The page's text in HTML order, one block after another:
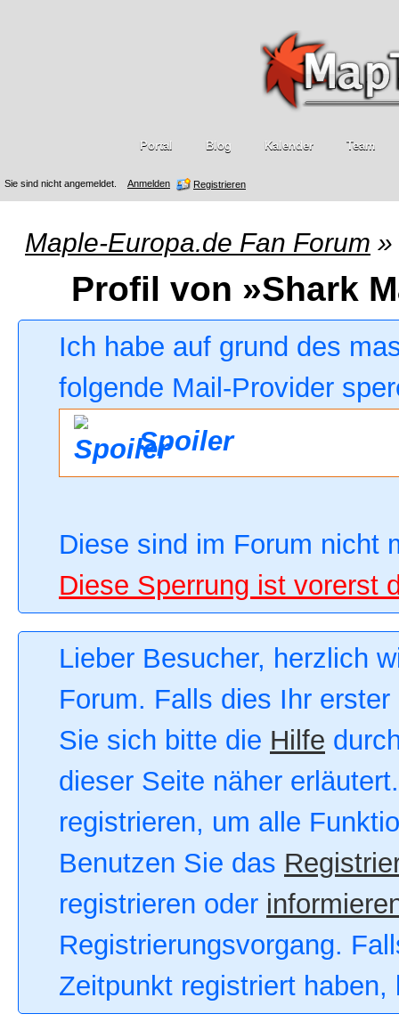
Sie sind nicht angemeldet. Anmelden Registrieren
Portal Blog Kalender Team
Maple-Europa.de Fan Forum »
Profil von »Shark
Ich habe auf grund des
folgende Mail-Provider
Spoiler
Diese sind im Forum nicht
Diese Sperrung ist vorerst
Lieber Besucher, herzlich
Forum. Falls dies Ihr
Sie sich bitte die Hilfe
dieser Seite näher
registrieren, um alle
Benutzen Sie das
registrieren oder
Registrierungsvorgang.
Zeitpunkt registriert